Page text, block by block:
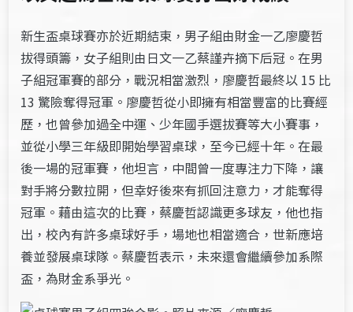
新生盃桌球賽亦於近期結束，男子組由財金一乙廖慶哲
拔得頭籌，女子組則由日文一乙蔡謹卉摘下后冠。在男
子組冠軍賽的部分，戰況相當激烈，廖慶哲最終以 15 比
13 驚險奪得冠軍。廖慶哲從小即擁有相當豐富的比賽經
歷，也曾參加過全中運、少年國手選拔賽等大小賽事，
並從小學三年級即開始學習桌球，至今已經十年。在最
後一場的冠軍賽，他坦言，中間曾一度專注力下降，讓
對手將分數拉開，但幸好後來有抓回注意力，才能奪得
冠軍。藉由這次的比賽，蔡慶哲認識更多球友，他也指
出，校內有許多桌球好手，場地也相當適合，世新應培
養並發展桌球隊。蔡慶哲表示，未來還會繼續參加系際
盃，為財金系爭光。